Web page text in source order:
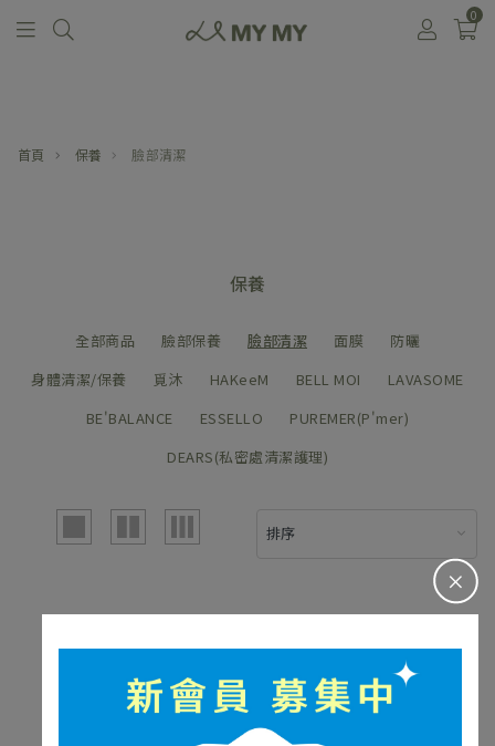
＋
0
首頁 保養 臉部清潔
保養
全部商品 臉部保養 臉部清潔 面膜
防曬
身體清潔/保養
覓沐 HAKeeM BELL MOI
LAVASOME
BE'BALANCE
ESSELLO
PUREMER(P'mer)
DEARS(私密處清潔護理)